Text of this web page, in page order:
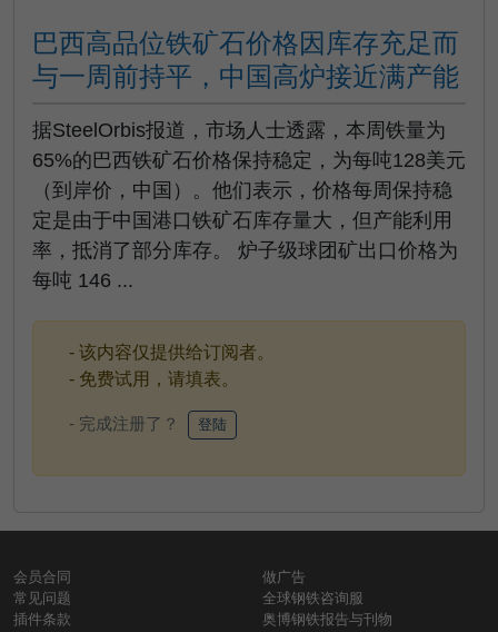
巴西高品位铁矿石价格因库存充足而
与一周前持平，中国高炉接近满产能
据SteelOrbis报道，市场人士透露，本周铁量为
65%的巴西铁矿石价格保持稳定，为每吨128美元
（到岸价，中国）。他们表示，价格每周保持稳
定是由于中国港口铁矿石库存量大，但产能利用
率，抵消了部分库存。 炉子级球团矿出口价格为
每吨 146 ...
- 该内容仅提供给订阅者。
- 免费试用，请填表。
- 完成注册了？ 登陆
会员合同
常见问题
插件条款
做广告
全球钢铁咨询服
奥博钢铁报告与刊物